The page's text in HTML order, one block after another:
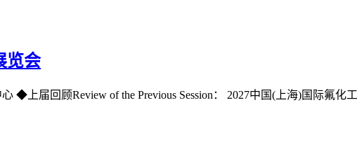
览会
上届回顾Review of the Previous Session： 2027中国(上海)国际氟化